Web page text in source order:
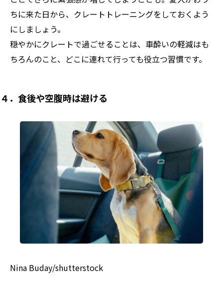
ちに来た日から、クレートトレーニングをしておくよう
にしましょう。
穏やかにクレートで過ごせることは、車酔いの軽減はも
ちろんのこと、どこに連れて行っても役立つ習慣です。
４．食後や空腹時は避ける
Nina Buday/shutterstock